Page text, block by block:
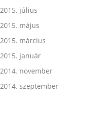
2015. július
2015. május
2015. március
2015. január
2014. november
2014. szeptember